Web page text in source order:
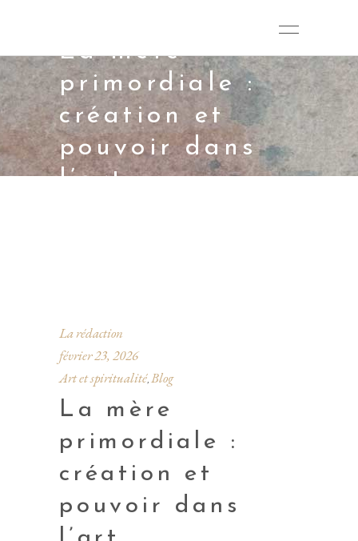
La mère
primordiale :
création et
pouvoir dans
l’art
La rédaction
février 23, 2026
Art et spiritualité, Blog
La mère
primordiale :
création et
pouvoir dans